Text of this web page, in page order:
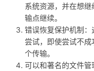
系统资源，并在想
输点继续。
错误恢复保护机制
尝试，即使尝试不
个传输。
可以和著名的文件